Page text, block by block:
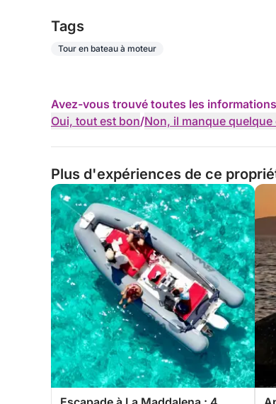
Tags
Tour en bateau à moteur
Avez-vous trouvé toutes les
Oui, tout est bon/Non, il manque quelque
Plus d'expériences de ce